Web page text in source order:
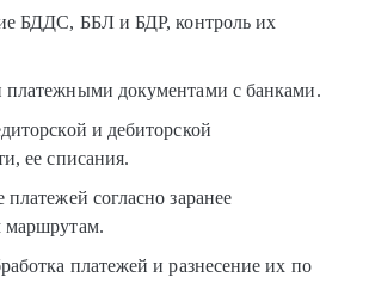
БДДС, ББЛ и БДР, контроль их
платежными документами с банками.
и дебиторской
ее списания.
платежей согласно заранее
маршрутам.
платежей и разнесение их по